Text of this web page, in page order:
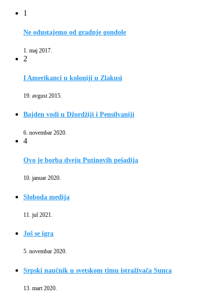
1
Ne odustajemo od gradnje gondole
1. maj 2017.
2
I Amerikanci u koloniji u Zlakusi
19. avgust 2015.
Bajden vodi u Džordžiji i Pensilvaniji
6. novembar 2020.
4
Ovo je borba dveju Putinovih pešadija
10. januar 2020.
Sloboda medija
11. jul 2021.
Još se igra
5. novembar 2020.
Srpski naučnik u svetskom timu istraživača Sunca
13. mart 2020.